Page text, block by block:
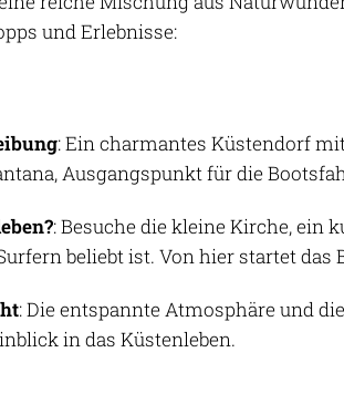
und Erlebnisse:
: Ein charmantes Küstendorf
Ausgangspunkt für die
: Besuche die kleine Kirche, ein
beliebt ist. Von hier startet das
: Die entspannte Atmosphäre und
in das Küstenleben.